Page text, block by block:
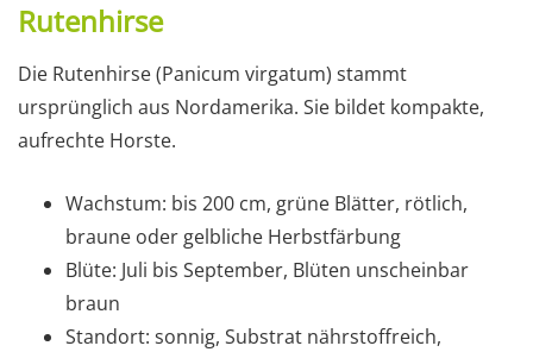
Rutenhirse
Die Rutenhirse (Panicum virgatum) stammt
ursprünglich aus Nordamerika. Sie bildet kompakte,
aufrechte Horste.
Wachstum: bis 200 cm, grüne Blätter, rötlich,
braune oder gelbliche Herbstfärbung
Blüte: Juli bis September, Blüten unscheinbar
braun
Standort: sonnig, Substrat nährstoffreich,